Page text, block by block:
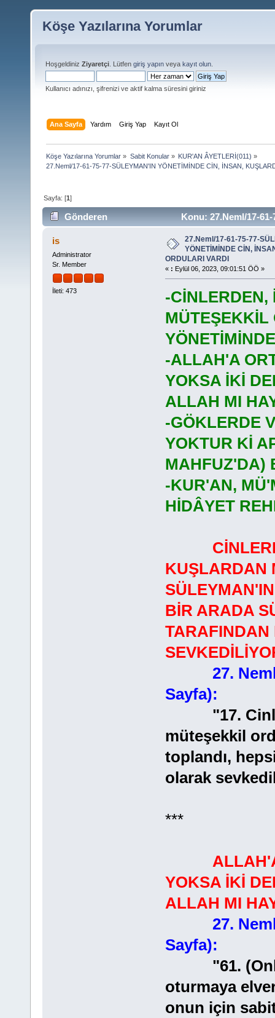
Köşe Yazılarına Yorumlar
Hoşgeldiniz Ziyaretçi . Lütfen giriş yapın veya kayıt olun
Kullanıcı adınızı, şifrenizi ve aktif kalma süresini giriniz
Ana Sayfa Yardım Giriş Yap Kayıt Ol
Köşe Yazılarına Yorumlar » Sabit Konular» KUR'AN ÂYETLERİ(011) »
27.Neml/17-61-75-77-SÜLEYMAN'IN YÖNETİMİNDE CİN, İNSAN,
Sayfa: [1]
Gönderen
Konu: 27.Neml/17-
ORDULARI VARDI (Okunma sayısı 18070 defa)
is
Administrator
Sr. Member
İleti: 473
27.Neml/17-61-75-77-
YÖNETİMİNDE CİN,
ORDULARI VARDI
« : Eylül 06, 2023, 09:01:51 ÖÖ »
-
MÜTEŞEKKİL
-ALLAH'A
YOKSA İKİ
ALLAH MI
-GÖKLERDE
YOKTUR Kİ
MAHFUZ'DA)
-KUR'AN,
HİDÂYET
KUŞLARDAN
BİR ARADA
27.
Sayfa):
"17.
müteşekkil
toplandı,
olarak
***
YOKSA İKİ
ALLAH MI
27.
Sayfa):
"61. (Onlar
oturmaya
onun için